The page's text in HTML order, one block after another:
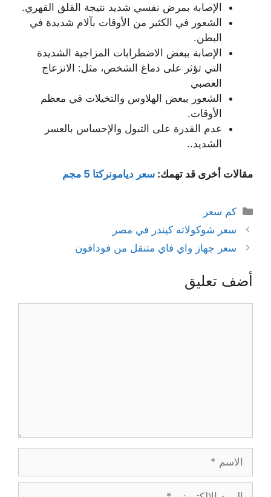
الإصابة بمرض نفسي شديد نتيجة القلق القهري.
الشعور في الكثير من الأوقات بآلام شديدة في
البطن.
الإصابة ببعض الاضطرابات المزاجية الشديدة
التي تؤثر على دماغ الشخص، مثل: الانزعاج
العصبي
الشعور ببعض الهلاوس والتخيلات في معظم
الأوقات.
عدم القدرة على التبول والإحساس بالعسر
الشديد..
مقالات أخرى قد تهمك: سعر ديامونركتا 5 مجم
التصنيفات
كم سعر
سعر شوكولاته كيندر في مصر
سعر جهاز واي فاي متنقل من فودافون
أضف تعليق